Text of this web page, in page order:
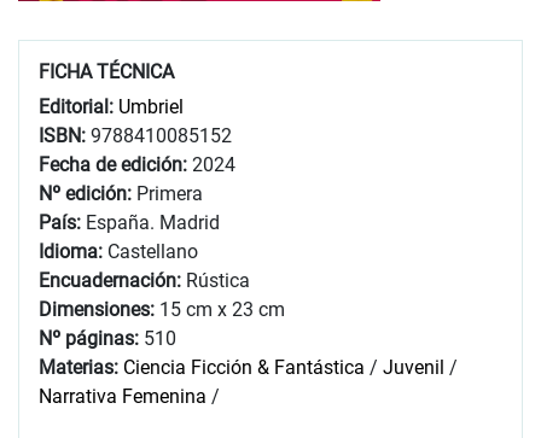
FICHA TÉCNICA
Editorial: Umbriel
ISBN: 9788410085152
Fecha de edición: 2024
Nº edición: Primera
País: España. Madrid
Idioma: Castellano
Encuadernación: Rústica
Dimensiones: 15 cm x 23 cm
Nº páginas: 510
Materias: Ciencia Ficción & Fantástica / Juvenil /
Narrativa Femenina /